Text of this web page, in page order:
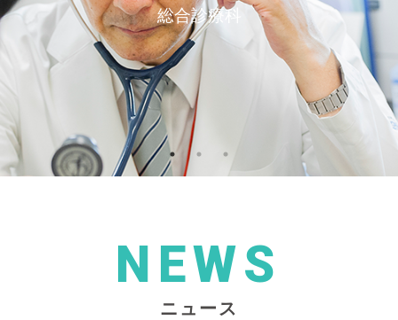
総合診療科
NEWS
ニュース